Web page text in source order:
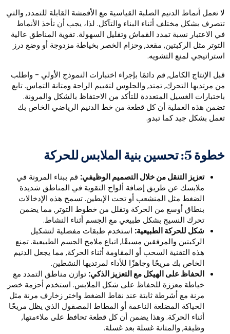
تعمل أنماط الدنيم الصلبة القياسية مع الأقمشة القابلة للتمدد, والتي
بشكل مختلف أثناء البناء والتآكل. لذا، يجب أن تأخذ الأنماط
الاعتبار نسبة تمدد القماش وتقليل السهولة. تقوية المناطق عالية
مثل الركبتين, مقعد, وحزام الخصر بخياطة مزدوجة أو وضع درز
لمنع التشويه.
الإنتاج الكامل, قم دائمًا بإجراء اختبارات النموذج الأولي - واطلب
مرتديها التحرك, تمتد, والجلوس لتقييم الراحة ومتانة التماس. تابع
الغسيل المتعددة للتأكد من الاحتفاظ بالشكل والمرونة.
هذه العملية أن كل قطعة من خط الدنيم الرياضي الخاص بك
بشكل جيد كما تبدو.
تحسين بنية الملابس للحركة
تعزيز التنقل من خلال التصميم الوظيفي:قم ببناء المرونة في
ملابسك عن طريق إضافة ألواح التقوية في المناطق شديدة
الضغط مثل المنشعب أو تحت الإبطين. تسمح هذه الإدخالات
بنطاق أوسع من الحركة وتقلل من خطوط التوتر, مما يضمن
تحرك النسيج بشكل طبيعي مع الجسم أثناء النشاط.
شكل للحركة الطبيعية:استخدم طبقات مفصلية لتشكيل
الركبتين والمرفقين مسبقًا, اتباع ملامح الجسم الطبيعية. تمنع
هذه التقنية السحب أو المقاومة أثناء الحركة, مما يجعل الدنيم
الخاص بك مريحًا وجاهزًا للأداء لمرتديها النشطين.
الحفاظ على الهيكل مع التعزيز الذكي:توازن مناطق التمدد مع
خياطة معززة للحفاظ على شكل الملابس. استخدم أحزمة خصر
مرنة مع أشرطة ثابتة عند نقاط الضغط واختر زخارف مرنة مثل
الحياكة المضلعة الناعمة أو المطاط المصقول الذي يظل مريحًا
أثناء الحركة. وهذا يضمن أن كل قطعة تحافظ على ملاءمتها,
وظيفة, والمتانة غسلة بعد غسلة.